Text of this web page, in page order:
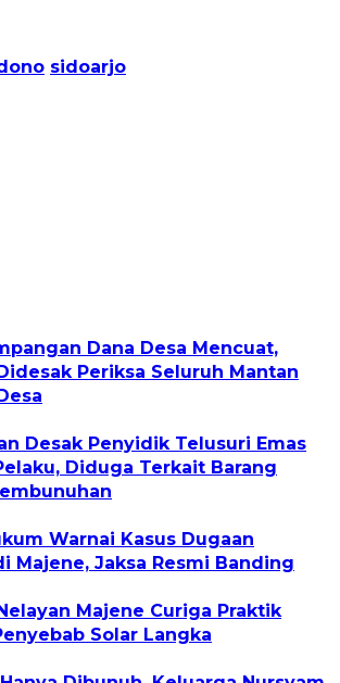
sidoarjo
Dana Desa Mencuat,
Periksa Seluruh Mantan
Desak Penyidik Telusuri Emas
Diduga Terkait Barang
Warnai Kasus Dugaan
Majene, Jaksa Resmi Banding
Majene Curiga Praktik
Solar Langka